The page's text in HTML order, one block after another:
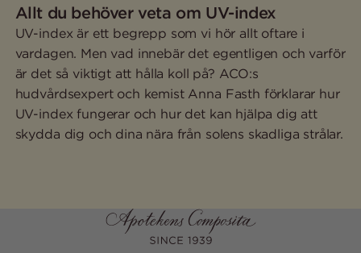
Allt du behöver veta om UV-index
UV-index är ett begrepp som vi hör allt oftare i
vardagen. Men vad innebär det egentligen och varför
är det så viktigt att hålla koll på? ACO:s
hudvårdsexpert och kemist Anna Fasth förklarar hur
UV-index fungerar och hur det kan hjälpa dig att
skydda dig och dina nära från solens skadliga strålar.